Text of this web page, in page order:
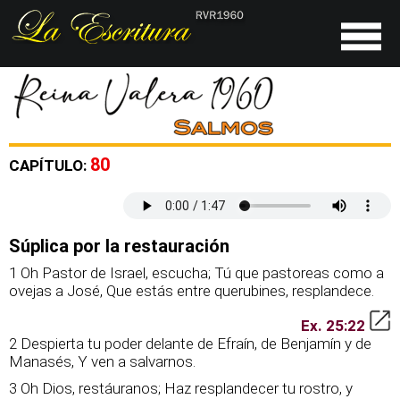
CAPÍTULO: 80
Súplica por la restauración
1 Oh Pastor de Israel, escucha; Tú que pastoreas como a
ovejas a José, Que estás entre querubines, resplandece.
Ex. 25:22
2 Despierta tu poder delante de Efraín, de Benjamín y de
Manasés, Y ven a salvarnos.
3 Oh Dios, restáuranos; Haz resplandecer tu rostro, y